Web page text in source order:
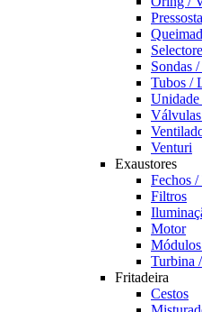
Sondas
Tubos /
Venturi
Exaustores
Fechos
Filtros
Motor
Turbina
Fritadeira
Cestos